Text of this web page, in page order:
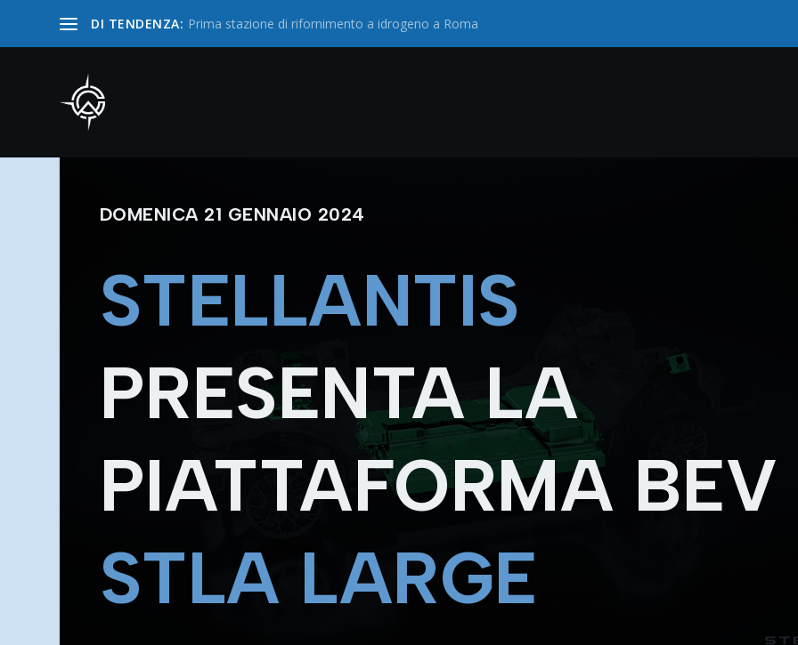
DI TENDENZA: Prima stazione di rifornimento a idrogeno a Roma
DOMENICA 21 GENNAIO 2024
STELLANTIS
PRESENTA LA
PIATTAFORMA BEV
STLA LARGE